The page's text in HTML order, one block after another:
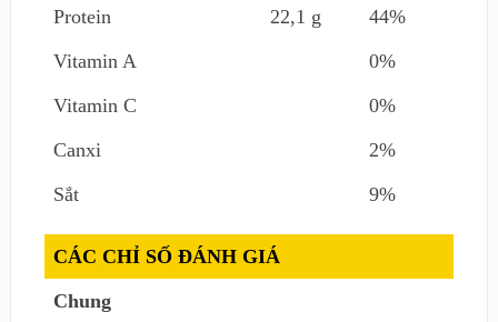
Protein
22,1 g
44%
Vitamin A
0%
Vitamin C
0%
Canxi
2%
Sắt
9%
CÁC CHỈ SỐ ĐÁNH GIÁ
Chung